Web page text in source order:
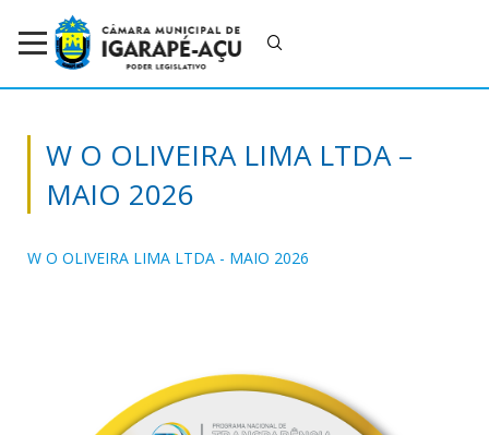
W O OLIVEIRA LIMA LTDA –
MAIO 2026
W O OLIVEIRA LIMA LTDA - MAIO 2026